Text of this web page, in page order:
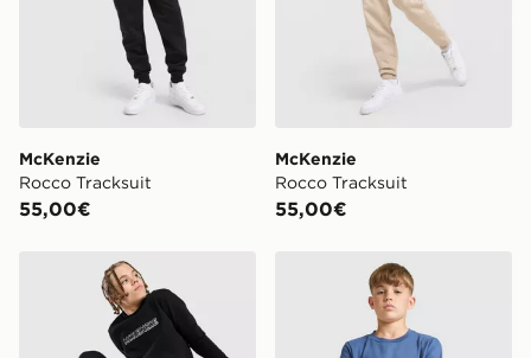
McKenzie
Rocco Tracksuit
55,00€
McKenzie
Rocco Tracksuit
55,00€
McKenzie Dual Crew Tracksuit JuniorMcKenzie Dual Crew